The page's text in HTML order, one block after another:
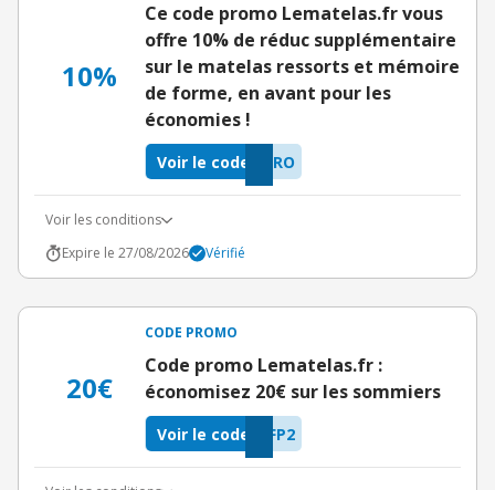
10%
Ce code promo Lematelas.fr vous
offre 10% de réduc supplémentaire
sur le matelas ressorts et mémoire
de forme, en avant pour les
économies !
MRO
Voir le code
Voir les conditions
Expire le 27/08/2026
Vérifié
20€
CODE PROMO
Code promo Lematelas.fr :
économisez 20€ sur les sommiers
FP2
Voir le code